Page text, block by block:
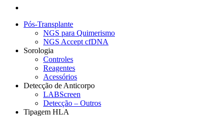
Pós-Transplante
NGS para Quimerismo
NGS Accept cfDNA
Sorologia
Controles
Reagentes
Acessórios
Detecção de Anticorpo
LABScreen
Detecção – Outros
Tipagem HLA